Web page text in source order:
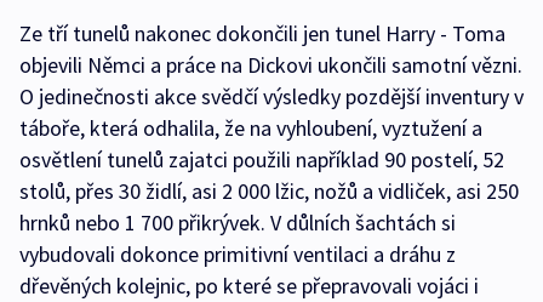
Ze tří tunelů nakonec dokončili jen tunel Harry - Toma
objevili Němci a práce na Dickovi ukončili samotní vězni.
O jedinečnosti akce svědčí výsledky pozdější inventury v
táboře, která odhalila, že na vyhloubení, vyztužení a
osvětlení tunelů zajatci použili například 90 postelí, 52
stolů, přes 30 židlí, asi 2 000 lžic, nožů a vidliček, asi 250
hrnků nebo 1 700 přikrývek. V důlních šachtách si
vybudovali dokonce primitivní ventilaci a dráhu z
dřevěných kolejnic, po které se přepravovali vojáci i